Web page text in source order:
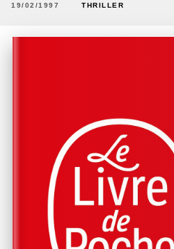
19/02/1997 THRILLER